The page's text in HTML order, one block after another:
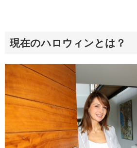
現在のハロウィンとは？